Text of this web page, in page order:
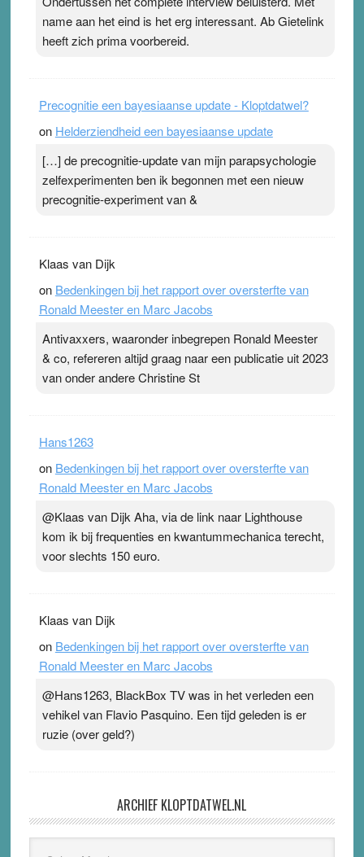
Pleisterplakkers in de topspsort ›[...]
name aan het eind is het erg interessant. Ab Gietelink
heeft zich prima voorbereid.
Precognitie een bayesiaanse update - Kloptdatwel?
on Helderziendheid een bayesiaanse update
[…] de precognitie-update van mijn parapsychologie
zelfexperimenten ben ik begonnen met een nieuw
precognitie-experiment van &
Klaas van Dijk
on Bedenkingen bij het rapport over oversterfte van
Ronald Meester en Marc Jacobs
Antivaxxers, waaronder inbegrepen Ronald Meester
& co, refereren altijd graag naar een publicatie uit 2023
van onder andere Christine St
Hans1263
on Bedenkingen bij het rapport over oversterfte van
Ronald Meester en Marc Jacobs
@Klaas van Dijk Aha, via de link naar Lighthouse
kom ik bij frequenties en kwantummechanica terecht,
voor slechts 150 euro.
Klaas van Dijk
on Bedenkingen bij het rapport over oversterfte van
Ronald Meester en Marc Jacobs
@Hans1263, BlackBox TV was in het verleden een
vehikel van Flavio Pasquino. Een tijd geleden is er
ruzie (over geld?)
ARCHIEF KLOPTDATWEL.NL